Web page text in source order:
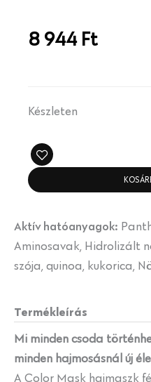
8 944 Ft
Készleten
Aktív hatóanyagok:
Aminosavak, Hidrolizált
szója, quinoa, kukorica,
Termékleírás
Mi minden csoda
minden hajmosásnál új
A Color Mask hajmaszk